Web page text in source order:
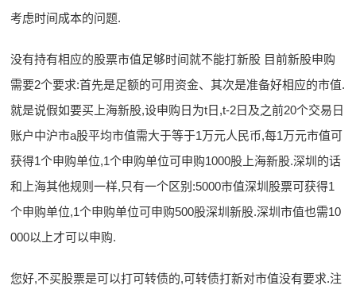
考虑时间成本的问题.
没有持有相应的股票市值足够时间就不能打新股 目前新股申购
需要2个要求:首先是足额的可用资金、其次是准备好相应的市值.
就是说假如要买上海新股,设申购日为t日,t-2日及之前20个交易日
账户中沪市a股平均市值需大于等于1万元人民币,每1万元市值可
获得1个申购单位,1个申购单位可申购1000股上海新股.深圳的话
和上海其他规则一样,只有一个区别:5000市值深圳股票可获得1
个申购单位,1个申购单位可申购500股深圳新股.深圳市值也需10
000以上才可以申购.
您好,不买股票是可以打可转债的,可转债打新对市值没有要求.注